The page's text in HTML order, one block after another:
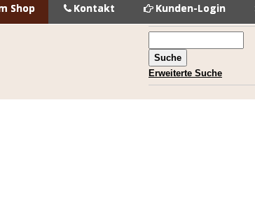
Shop Kontakt Kunden-Login
Erweiterte Suche